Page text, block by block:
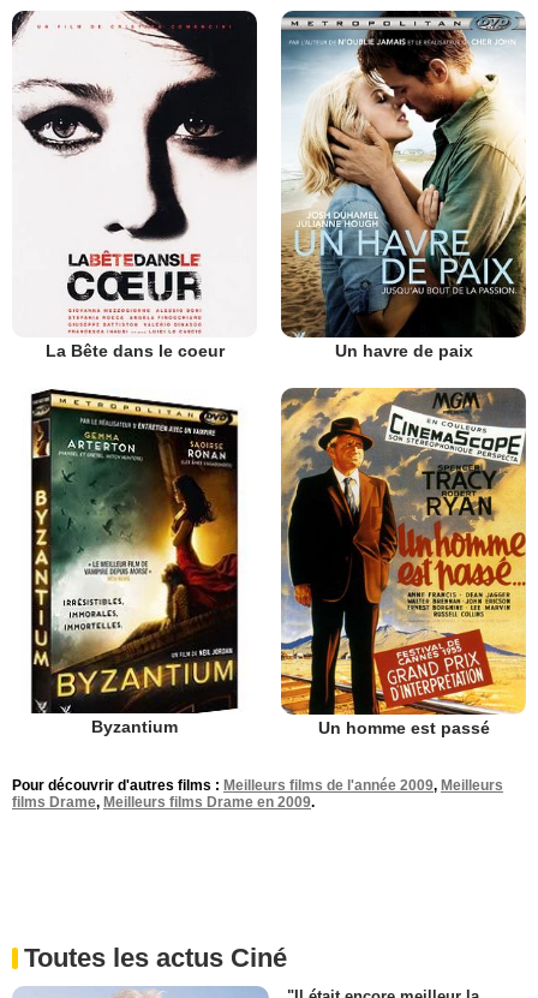
La Bête dans le coeur Un havre de paix
Byzantium Un homme est passé
Pour découvrir d'autres films : Meilleurs films de l'année 2009, Meilleurs
films Drame, Meilleurs films Drame en 2009.
Toutes les actus Ciné